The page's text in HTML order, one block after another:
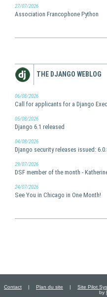
27/07/2026
Association Francophone Python
THE DJANGO WEBLOG
06/08/2026
Call for applicants for a Django
05/08/2026
Django 6.1 released
04/08/2026
Django security releases issued:
29/07/2026
DSF member of the month -
24/07/2026
See You in Chicago in One Month!
Contact | Plan du site | Site Pilot
by